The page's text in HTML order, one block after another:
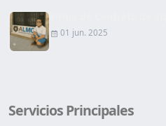
01 jun. 2025
Servicios Principales